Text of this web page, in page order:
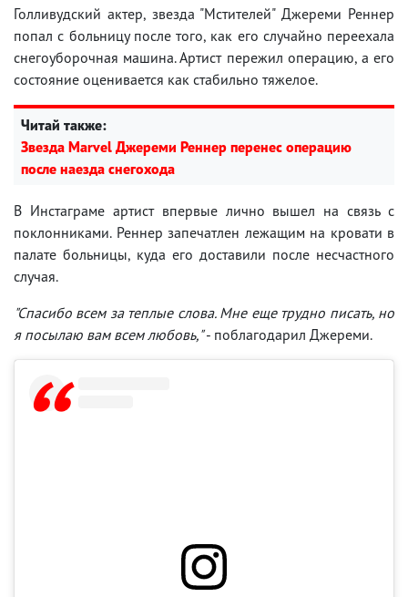
Голливудский актер, звезда "Мстителей" Джереми Реннер
попал с больницу после того, как его случайно переехала
снегоуборочная машина. Артист пережил операцию, а его
состояние оценивается как стабильно тяжелое.
Читай также:
Звезда Marvel Джереми Реннер перенес операцию
после наезда снегохода
В Инстаграме артист впервые лично вышел на связь с
поклонниками. Реннер запечатлен лежащим на кровати в
палате больницы, куда его доставили после несчастного
случая.
"Спасибо всем за теплые слова. Мне еще трудно писать, но
я посылаю вам всем любовь,"- поблагодарил Джереми.